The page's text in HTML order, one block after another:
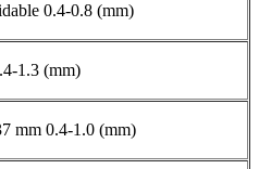
0.4-0.8 (mm)
1.3 (mm)
mm 0.4-1.0 (mm)